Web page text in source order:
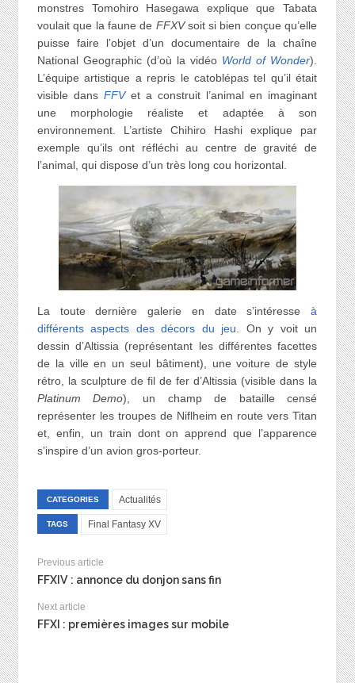
monstres Tomohiro Hasegawa explique que Tabata
voulait que la faune de FFXVsoit si bien conçue qu’elle
puisse faire l’objet d’un documentaire de la chaîne
National Geographic (d’où la vidéo World of Wonder).
L’équipe artistique a repris le catoblépas tel qu’il était
visible dans FFVet a construit l’animal en imaginant
une morphologie réaliste et adaptée à son
environnement. L’artiste Chihiro Hashi explique par
exemple qu’ils ont réfléchi au centre de gravité de
l’animal, qui dispose d’un très long cou horizontal.
La toute dernière galerie en date s’intéresseà
différents aspects des décors du jeu . On y voit un
dessin d’Altissia (représentant les différentes facettes
de la ville en un seul bâtiment), une voiture de style
rétro, la sculpture de fil de fer d’Altissia (visible dans la
Platinum Demo), un champ de bataille censé
représenter les troupes de Niflheim en route vers Titan
et, enfin, un train dont on apprend que l’apparence
s’inspire d’un avion gros-porteur.
CATEGORIES Actualités
TAGS Final Fantasy XV
Previous article
FFXIV : annonce du donjon sans fin
Next article
FFXI : premières images sur mobile